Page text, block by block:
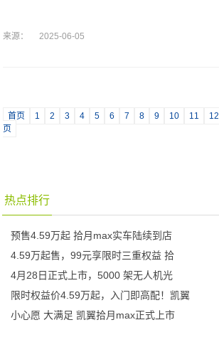
来源： 2025-06-05
首页 1 2 3 4 5 6 7 8 9 10 11 12
页
热点排行
预售4.59万起 拾月max实车陆续到店
4.59万起售，99元享限时三重权益 拾
4月28日正式上市，5000 架无人机光
限时权益价4.59万起，入门即高配！凯翼
小心愿 大满足 凯翼拾月max正式上市